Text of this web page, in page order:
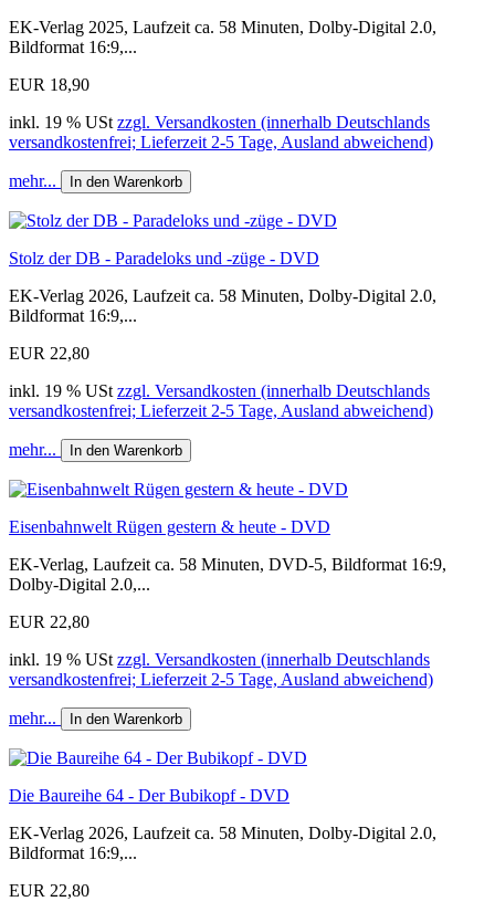
EK-Verlag 2025, Laufzeit ca. 58 Minuten, Dolby-Digital 2.0,
Bildformat 16:9,...
EUR 18,90
inkl. 19 % USt zzgl. Versandkosten (innerhalb Deutschlands
versandkostenfrei; Lieferzeit 2-5 Tage, Ausland abweichend)
mehr... In den Warenkorb
Stolz der DB - Paradeloks und -züge - DVD
EK-Verlag 2026, Laufzeit ca. 58 Minuten, Dolby-Digital 2.0,
Bildformat 16:9,...
EUR 22,80
inkl. 19 % USt zzgl. Versandkosten (innerhalb Deutschlands
versandkostenfrei; Lieferzeit 2-5 Tage, Ausland abweichend)
mehr... In den Warenkorb
Eisenbahnwelt Rügen gestern & heute - DVD
EK-Verlag, Laufzeit ca. 58 Minuten, DVD-5, Bildformat 16:9,
Dolby-Digital 2.0,...
EUR 22,80
inkl. 19 % USt zzgl. Versandkosten (innerhalb Deutschlands
versandkostenfrei; Lieferzeit 2-5 Tage, Ausland abweichend)
mehr... In den Warenkorb
Die Baureihe 64 - Der Bubikopf - DVD
EK-Verlag 2026, Laufzeit ca. 58 Minuten, Dolby-Digital 2.0,
Bildformat 16:9,...
EUR 22,80